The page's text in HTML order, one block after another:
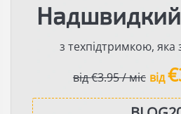
з техпідтримкою,
від €3.95 / міс від